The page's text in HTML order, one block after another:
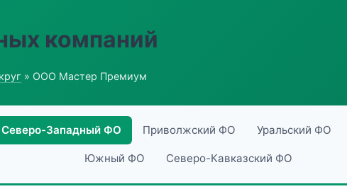
компаний
» ООО Мастер Премиум
Северо-Западный ФО Приволжский ФО Уральский ФО
Южный ФО Северо-Кавказский ФО